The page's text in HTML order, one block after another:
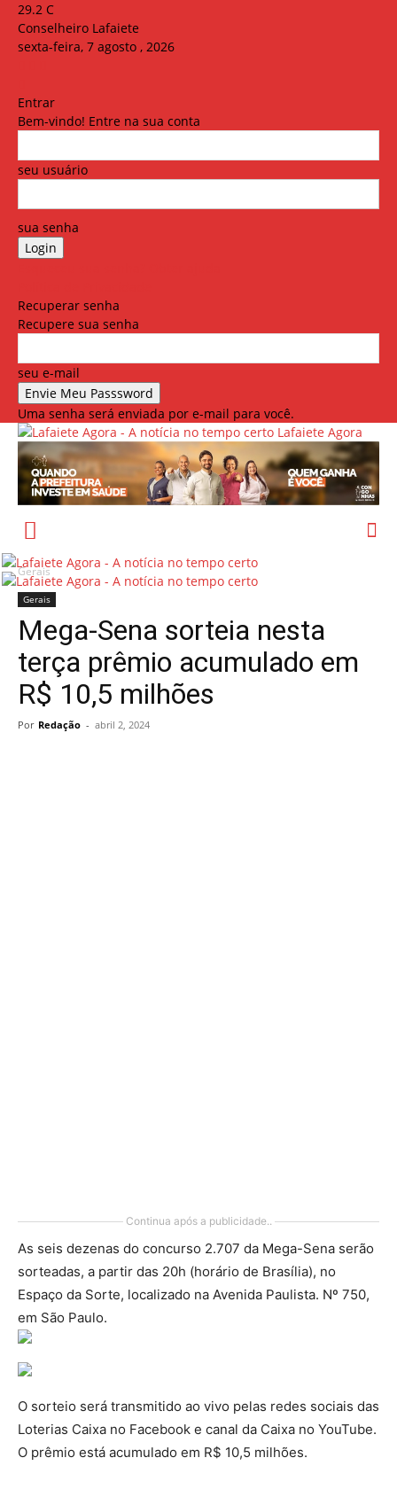
29.2 C
Conselheiro Lafaiete
sexta-feira, 7 agosto , 2026
Entrar
Bem-vindo! Entre na sua conta
seu usuário
sua senha
Recuperar senha
Recupere sua senha
seu e-mail
Uma senha será enviada por e-mail para você.
Lafaiete Agora
Gerais
Gerais
Mega-Sena sorteia nesta
terça prêmio acumulado em
R$ 10,5 milhões
Por Redação - abril 2, 2024
Continua após a publicidade..
As seis dezenas do concurso 2.707 da Mega-Sena serão
sorteadas, a partir das 20h (horário de Brasília), no
Espaço da Sorte, localizado na Avenida Paulista. Nº 750,
em São Paulo.
O sorteio será transmitido ao vivo pelas redes sociais das
Loterias Caixa no Facebook e canal da Caixa no YouTube.
O prêmio está acumulado em R$ 10,5 milhões.